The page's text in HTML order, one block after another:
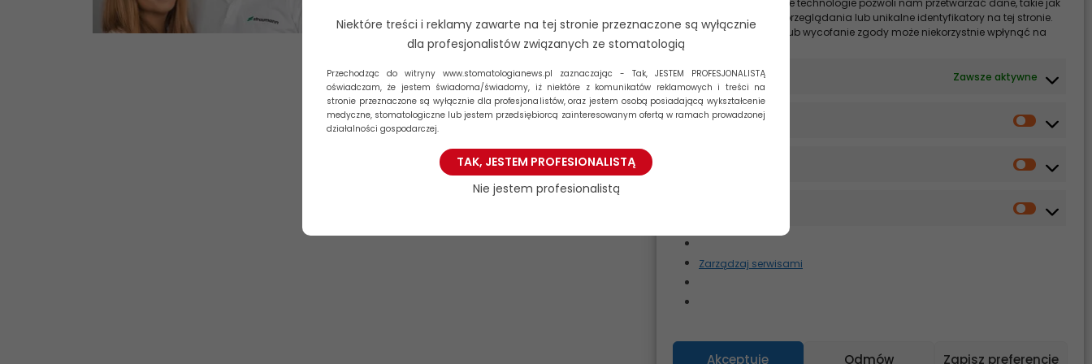
urządzeniu. Zgoda na te technologie pozwoli nam przetwarzać dane, takie jak
zachowanie podczas przeglądania lub unikalne identyfikatory na tej stronie.
Brak wyrażenia zgody lub wycofanie zgody może niekorzystnie wpłynąć na
niektóre cechy i funkcje.
Funkcjonalne Zawsze aktywne
Preferencje
Zarządzaj serwisami
Akceptuję Odmów Zapisz preferencje
Niektóre treści i reklamy zawarte na tej stronie przeznaczone są wyłącznie
dla profesjonalistów związanych ze stomatologią
Przechodząc do witryny www.stomatologianews.pl zaznaczając - Tak, JESTEM PROFESJONALISTĄ
oświadczam, że jestem świadoma/świadomy, iż niektóre z komunikatów reklamowych i treści na
stronie przeznaczone są wyłącznie dla profesjonalistów, oraz jestem osobą posiadającą wykształcenie
medyczne, stomatologiczne lub jestem przedsiębiorcą zainteresowanym ofertą w ramach prowadzonej
działalności gospodarczej.
TAK, JESTEM PROFESIONALISTĄ
Nie jestem profesionalistą
Co wpływa na cenę implantu?
Wyjaśniamy!
Ekonomia i ergonomia w nowoczesnej